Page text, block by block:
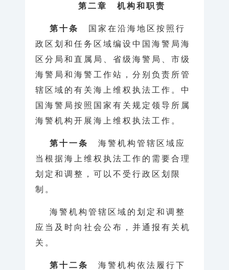
第二章 机构和职责
第十条
国家在沿海地区按照行
政区划和任务区域编设中国海警局海
区分局和直属局、省级海警局、市级
海警局和海警工作站，分别负责所管
辖区域的有关海上维权执法工作。中
国海警局按照国家有关规定领导所属
海警机构开展海上维权执法工作。
第十一条
海警机构管辖区域应
当根据海上维权执法工作的需要合理
划定和调整，可以不受行政区划限
制。
海警机构管辖区域的划定和调整
应当及时向社会公布，并通报有关机
关。
第十二条
海警机构依法履行下